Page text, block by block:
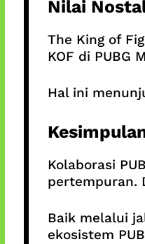
Nilai
The King of
KOF di PUBG
Hal ini
Kolaborasi
pertempuran.
Baik melalui
ekosistem